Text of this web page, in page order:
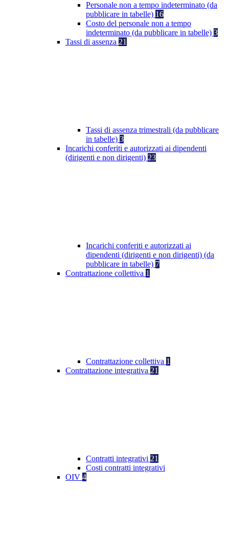
Personale non a tempo indeterminato (da
pubblicare in tabelle) 16
Costo del personale non a tempo
indeterminato (da pubblicare in tabelle) 3
Tassi di assenza 21
Tassi di assenza trimestrali (da pubblicare
in tabelle) 3
Incarichi conferiti e autorizzati ai dipendenti
(dirigenti e non dirigenti) 23
Incarichi conferiti e autorizzati ai
dipendenti (dirigenti e non dirigenti) (da
pubblicare in tabelle) 7
Contrattazione collettiva 1
Contrattazione collettiva 1
Contrattazione integrativa 21
Contratti integrativi 21
Costi contratti integrativi
OIV 4